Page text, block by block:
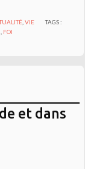
, VIE
TAGS :
FOI
et dans